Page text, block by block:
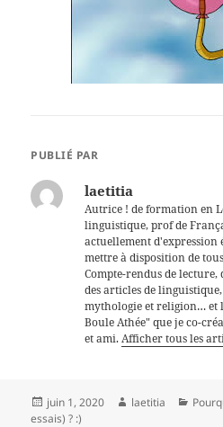
PUBLIÉ PAR
laetitia
Autrice ! de formation en
linguistique, prof de
actuellement d'expression
mettre à disposition de
Compte-rendus de lecture,
des articles de
mythologie et religion… et
Boule Athée" que je co-
et ami.Afficher tous les
Publié
le
juin 1, 2020 Auteur
laetitia
essais) ? :)